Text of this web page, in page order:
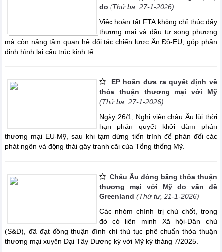
do (Thứ ba, 27-1-2026)
Việc hoàn tất FTA không chỉ thúc đẩy
thương mại và đầu tư song phương
mà còn nâng tầm quan hệ đối tác chiến lược Ấn Độ-EU, góp phần
định hình lại cấu trúc kinh tế.
EP hoãn đưa ra quyết định về
thỏa thuận thương mại với Mỹ
(Thứ ba, 27-1-2026)
Ngày 26/1, Nghị viện châu Âu lùi thời
hạn phán quyết khởi đàm phán
thương mại EU-Mỹ, sau khi tạm dừng tiến trình để phản đối các
phát ngôn và động thái gây tranh cãi của Tổng thống Mỹ.
Châu Âu đóng băng thỏa thuận
thương mại với Mỹ do vấn đề
Greenland (Thứ tư, 21-1-2026)
Các nhóm chính trị chủ chốt, trong
đó có liên minh Xã hội-Dân chủ
(S&D), đã đạt đồng thuận đình chỉ thủ tục phê chuẩn thỏa thuận
thương mại xuyên Đại Tây Dương ký với Mỹ ký tháng 7/2025.